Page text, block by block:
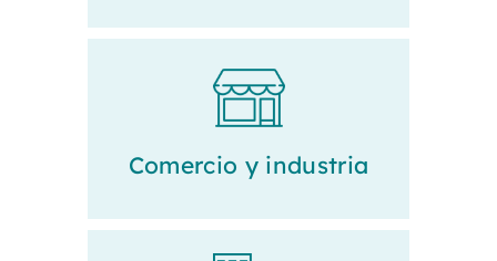
Comercio y industria